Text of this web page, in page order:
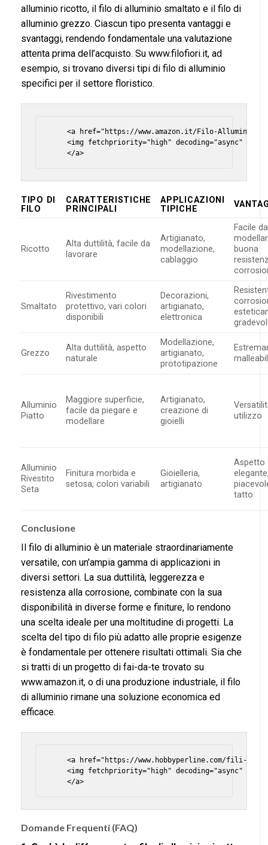
alluminio ricotto, il filo di alluminio smaltato e il filo di
alluminio grezzo. Ciascun tipo presenta vantaggi e
svantaggi, rendendo fondamentale una valutazione
attenta prima dell’acquisto. Su www.filofiori.it, ad
esempio, si trovano diversi tipi di filo di alluminio
specifici per il settore floristico.
<a href="https://www.amazon.it/Filo-Alluminio/
<img fetchpriority="high" decoding="async"
TIPO DI
FILO
CARATTERISTICHE
PRINCIPALI
APPLICAZIONI
TIPICHE
Ricotto
Alta duttilità, facile da
lavorare
Artigianato,
modellazione,
cablaggio
Facile da
buona
Smaltato
Rivestimento
protettivo, vari colori
disponibili
Decorazioni,
artigianato,
elettronica
Grezzo
Alta duttilità, aspetto
naturale
Modellazione,
artigianato,
prototipazione
Alluminio
Piatto
Maggiore superficie,
facile da piegare e
modellare
Artigianato,
creazione di
gioielli
utilizzo
Alluminio
Rivestito
Seta
Finitura morbida e
setosa, colori variabili
Gioielleria,
artigianato
Aspetto
tatto
Conclusione
Il filo di alluminio è un materiale straordinariamente
versatile, con un’ampia gamma di applicazioni in
diversi settori. La sua duttilità, leggerezza e
resistenza alla corrosione, combinate con la sua
disponibilità in diverse forme e finiture, lo rendono
una scelta ideale per una moltitudine di progetti. La
scelta del tipo di filo più adatto alle proprie esigenze
è fondamentale per ottenere risultati ottimali. Sia che
si tratti di un progetto di fai-da-te trovato su
www.amazon.it, o di una produzione industriale, il filo
di alluminio rimane una soluzione economica ed
efficace.
<a href="https://www.hobbyperline.com/fili-e-
<img fetchpriority="high" decoding="async"
Domande Frequenti (FAQ)